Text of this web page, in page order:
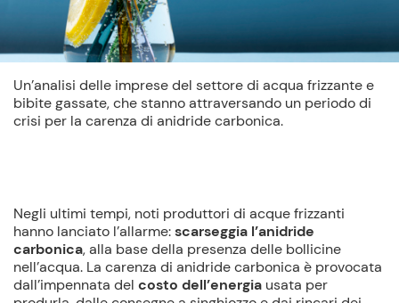
Un’analisi delle imprese del settore di acqua frizzante e
bibite gassate, che stanno attraversando un periodo di
crisi per la carenza di anidride carbonica.
Negli ultimi tempi, noti produttori di acque frizzanti
hanno lanciato l’allarme:scarseggia l’anidride
carbonica, alla base della presenza delle bollicine
nell’acqua. La carenza di anidride carbonica è provocata
dall’impennata del costo dell’energia usata per